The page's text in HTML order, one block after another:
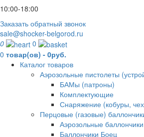
10:00-18:00
Заказать обратный звонок
sale@shocker-belgorod.ru
0
0
0 товар(ов) - 0руб.
Каталог товаров
Аэрозольные пистолеты
БАМы (патроны)
Комплектующие
Снаряжение (кобуры,
Перцовые (газовые)
Аэрозольные баллончики
Баллончики Боец